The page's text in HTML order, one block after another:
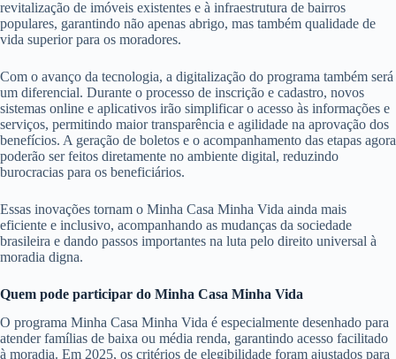
revitalização de imóveis existentes e à infraestrutura de bairros
populares, garantindo não apenas abrigo, mas também qualidade de
vida superior para os moradores.
Com o avanço da tecnologia, a digitalização do programa também será
um diferencial. Durante o processo de inscrição e cadastro, novos
sistemas online e aplicativos irão simplificar o acesso às informações e
serviços, permitindo maior transparência e agilidade na aprovação dos
benefícios. A geração de boletos e o acompanhamento das etapas agora
poderão ser feitos diretamente no ambiente digital, reduzindo
burocracias para os beneficiários.
Essas inovações tornam o Minha Casa Minha Vida ainda mais
eficiente e inclusivo, acompanhando as mudanças da sociedade
brasileira e dando passos importantes na luta pelo direito universal à
moradia digna.
Quem pode participar do Minha Casa Minha Vida
O programa Minha Casa Minha Vida é especialmente desenhado para
atender famílias de baixa ou média renda, garantindo acesso facilitado
à moradia. Em 2025, os critérios de elegibilidade foram ajustados para